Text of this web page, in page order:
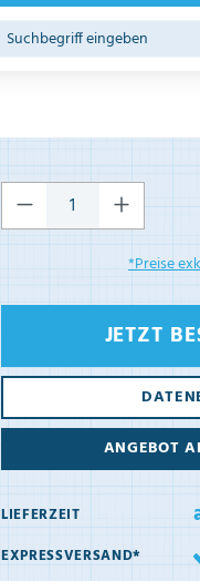
*Preise
JETZT
ANGEBOT
LIEFERZEIT
EXPRESSVERSAND*